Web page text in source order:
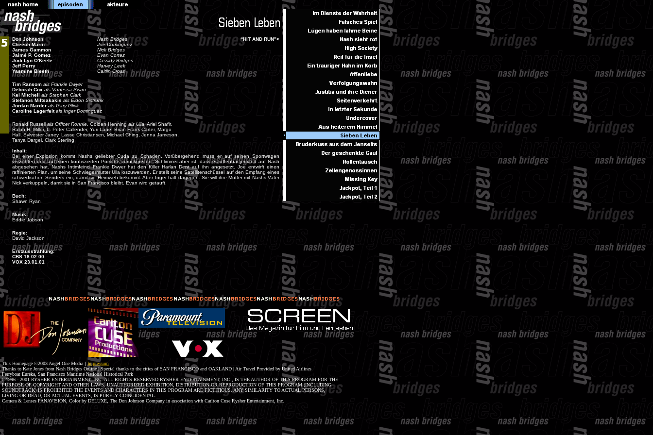
Don Johnson
Cheech Marin
James Gammon
Jaimé P. Gomez
Jodi Lyn O'Keefe
Jeff Perry
Yasmine Bleeth
Nash Bridges
Joe Dominguez
Nick Bridges
Evan Cortez
Cassidy Bridges
Harvey Leek
Caitlin Cross
Tim Ransom als Frankie Dwyer
Deborah Cox als Vanessa Swan
Kel Mitchell als Stephen Clark
Stefanos Miltsakakis als Eldon Sistrunk
Jordan Marder als Gary Glick
Caroline Lagerfeltals Inger Dominguez
Ronald Russellals Officer Ronnie , Golden Henningals Ulla, Ariel Shafir,
Ralph H. Miller, L. Peter Callender, Yuri Lane, Brian Frank Carter, Margo
Hall, Sylvester Janey, Lasse Christiansen, Michael Ching, Jenna Jameson,
Tanya Dargel, Clark Sterling
“HIT AND RUN”<
Inhalt:
Bei einer Explosion kommt Nashs geliebter Cuda zu Schaden. Vorübergehend muss er auf seinen Sportwagen
verzichten und auf einen konfiszierten Porsche zurückgreifen. Schlimmer aber ist, dass es offenbar jemand auf Nash
abgesehen hat. Nashs Intimfeind Frankie Dwyer hat den Killer Harlan Dent auf ihn angesetzt. Joe entwirft einen
raffinierten Plan, um seine Schwiegermutter Ulla loszuwerden. Er stellt seine Satellitenschüssel auf den Empfang eines
schwedischen Senders ein, damit sie Heimweh bekommt. Aber Inger hält dagegen. Sie will ihre Mutter mit Nashs Vater
Nick verkuppeln, damit sie in San Francisco bleibt. Evan wird getauft.
Buch:
Shawn Ryan
Musik:
Eddie Jobson
Regie:
David Jackson
Erstausstrahlung:
CBS 18.02.00
VOX 23.01.01
This Homepage ©2003 Angel One Media | Impressum
Thanks to Kate Jones from Nash Bridges Online | Special thanks to the cities of SAN FRANCISCO and OAKLAND | Air Travel Provided by United Airlines
Ferryboat Eureka, San Francisco Maritime National Historical Park
©1996 - 2001 RYSHER ENTERTAINMENT, INC. ALL RIGHTS RESERVED RYSHER ENTERTAINMENT, INC., IS THE AUTHOR OF THIS PROGRAM FOR THE
PURPOSE OF COPYRIGHT AND OTHER LAWS. UNAUTHORIZED EXHIBITION, DISTRIBUTION OR REPRODUCTION OF THIS PROGRAM (INCLUDING
SOUNDTRACK) IS PROHIBITED THE EVENTS AND CHARACTERS IN THIS PROGRAM ARE FICTITIOUS. ANY SIMILARITY TO ACTUAL PERSONS,
LIVING OR DEAD, OR ACTUAL EVENTS, IS PURELY COINCIDENTAL.
Camera & Lenses PANAVISION, Color by DELUXE, The Don Johnson Company in association with Carlton Cuse Rysher Entertainment, Inc.